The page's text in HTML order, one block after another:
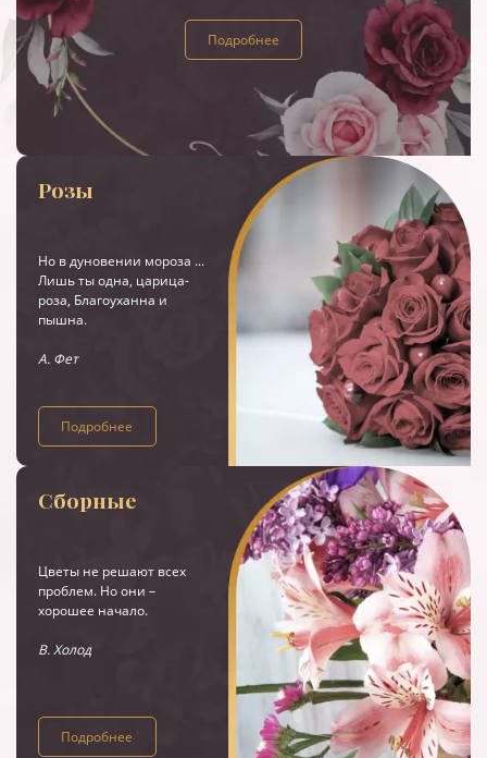
Подробнее
Розы
Но в дуновении мороза ...
Лишь ты одна, царица-
роза, Благоуханна и
пышна.
А. Фет
Подробнее
Сборные
Цветы не решают всех
проблем. Но они –
хорошее начало.
В. Холод
Подробнее